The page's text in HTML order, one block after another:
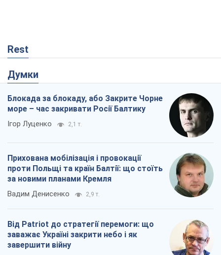
Rest
Думки
Блокада за блокаду, або Закрите Чорне
море – час закривати Росії Балтику
Ігор Луценко 2,1 т.
Прихована мобілізація і провокації
проти Польщі та країн Балтії: що стоїть
за новими планами Кремля
Вадим Денисенко 2,9 т.
Від Patriot до стратегії перемоги: що
заважає Україні закрити небо і як
завершити війну